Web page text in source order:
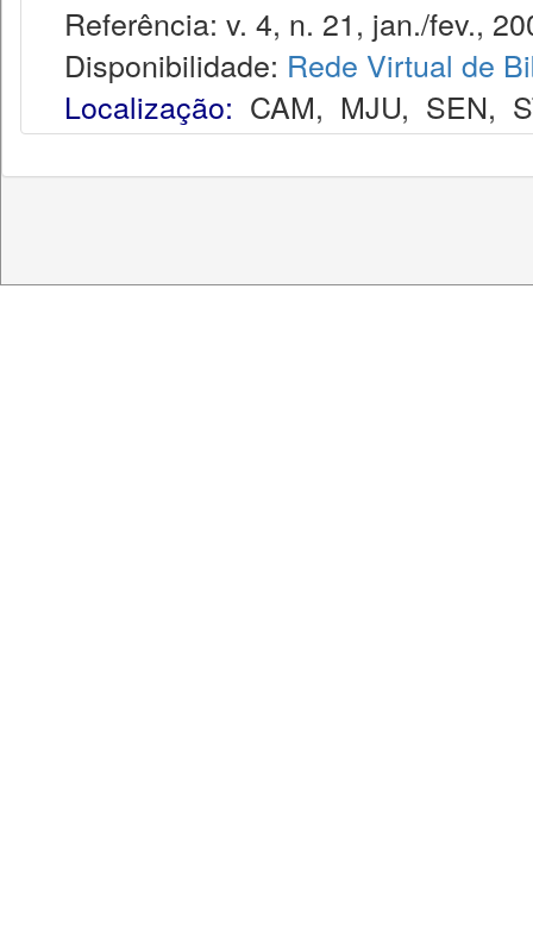
Referência: v. 4, n. 21, jan./fev.,
Disponibilidade: Rede Virtual de
Localização: CAM, MJU, SEN,